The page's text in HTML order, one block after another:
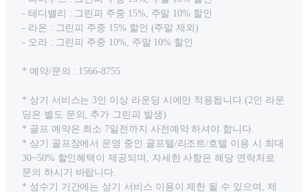
- 테디밸리 : 그린피 주중 15%, 주말 10% 할인
- 라온 : 그린피 주중 15% 할인 (주말 제외)
- 오라 : 그린피 주중 10%, 주말 10% 할인
* 예약/문의 : 1566-8755
* 상기 서비스는 3인 이상 라운딩 시에만 적용됩니다.(2인 라운
딩은 별도 문의, 추가 그린피 발생)
* 골프 예약은 최소 7일전까지 사전예약 하셔야 합니다.
* 상기 골프장에서 운영 중인 골프텔/리조트/호텔 이용 시 최대
30~50% 할인혜택이 제공되며, 자세한 사항은 해당 연락처로
문의 하시기 바랍니다.
* 성수기 기간에는 상기 서비스 이용이 제한 될 수 있으며, 제